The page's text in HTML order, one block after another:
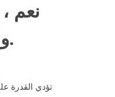
نعم
والمتانة تجعلها مادة مفضلة للمعدات الخارجية والملابس الرياضية.
تؤدي القدرة